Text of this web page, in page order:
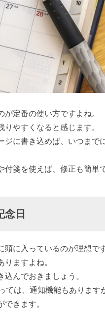
定番の使い方ですよね。
やすくなると感じます。
に書き込めば、いつまで
箋を使えば、修正も簡単
日
に入っているのが理想です
ますよね。
んでおきましょう。
ては、通知機能もあります
きます。